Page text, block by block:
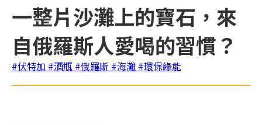
一整片沙灘上的寶石，來
自俄羅斯人愛喝的習慣？
#伏特加 #酒瓶 #俄羅斯 #海灘 #環保綠能